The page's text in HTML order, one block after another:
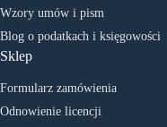
Wzory umów i pism
Blog o podatkach i księgowości
Sklep
Formularz zamówienia
Odnowienie licencji